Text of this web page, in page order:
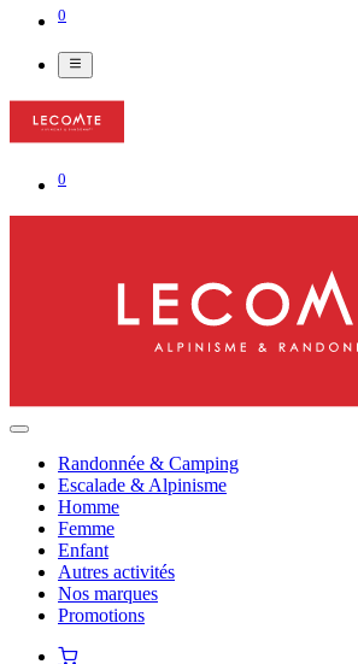
0
0
Randonnée & Camping
Escalade & Alpinisme
Homme
Femme
Enfant
Autres activités
Nos marques
Promotions